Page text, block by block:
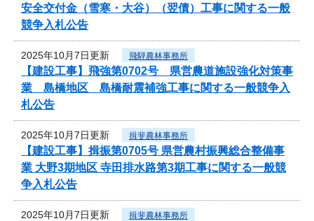
安全交付金（雪寒・大谷）（翌債）工事に関する一般
競争入札公告
2025年10月7日更新 飛騨農林事務所
【建設工事】飛強第0702号 県営農道施設強化対策事
業 島橋地区 島橋耐震補強工事に関する一般競争入
札公告
2025年10月7日更新 揖斐農林事務所
【建設工事】揖振第0705号 県営農村振興総合整備事
業 大野3期地区 寺田排水路第3期工事に関する一般競
争入札公告
2025年10月7日更新 揖斐農林事務所